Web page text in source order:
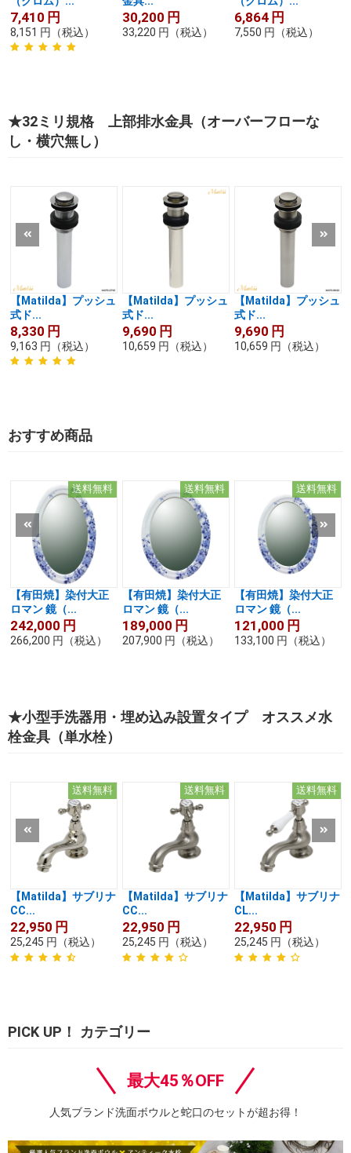
7,410 円
8,151 円 （税込）
30,200 円
33,220 円 （税込）
6,864 円
7,550 円 （税込）
★32ミリ規格 上部排水金具（オーバーフローな
し・横穴無し）
【Matilda】プッシュ
式ド...
8,330 円
9,163 円 （税込）
【Matilda】プッシュ
式ド...
9,690 円
10,659 円 （税込）
【Matilda】プッシュ
式ド...
9,690 円
10,659 円 （税込）
おすすめ商品
送料無料
【有田焼】染付大正
ロマン 鏡（...
242,000 円
266,200 円 （税込）
送料無料
【有田焼】染付大正
ロマン 鏡（...
189,000 円
207,900 円 （税込）
送料無料
【有田焼】染付大正
ロマン 鏡（...
121,000 円
133,100 円 （税込）
★小型手洗器用・埋め込み設置タイプ オススメ水
栓金具（単水栓）
送料無料
【Matilda】サブリナ
CC...
22,950 円
25,245 円 （税込）
送料無料
【Matilda】サブリナ
CC...
22,950 円
25,245 円 （税込）
送料無料
【Matilda】サブリナ
CL...
22,950 円
25,245 円 （税込）
PICK UP！ カテゴリー
最大45％OFF
人気ブランド洗面ボウルと蛇口のセットが超お得！